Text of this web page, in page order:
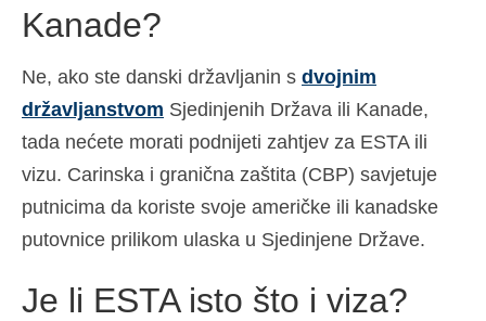
Kanade?
Ne, ako ste danski državljanin s dvojnim
državljanstvom Sjedinjenih Država ili Kanade,
tada nećete morati podnijeti zahtjev za ESTA ili
vizu. Carinska i granična zaštita (CBP) savjetuje
putnicima da koriste svoje američke ili kanadske
putovnice prilikom ulaska u Sjedinjene Države.
Je li ESTA isto što i viza?